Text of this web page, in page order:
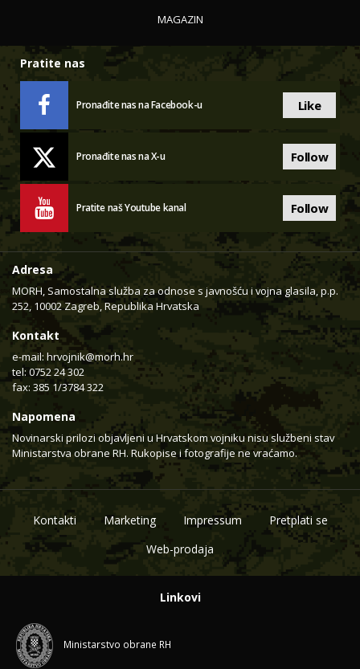
MAGAZIN
Pratite nas
Pronađite nas na Facebook-u Like
Pronađite nas na X-u Follow
Pratite naš Youtube kanal Follow
Adresa
MORH, Samostalna služba za odnose s javnošću i vojna glasila, p.p.
252, 10002 Zagreb, Republika Hrvatska
Kontakt
e-mail: hrvojnik@morh.hr
tel: 0752 24 302
fax: 385 1/3784 322
Napomena
Novinarski prilozi objavljeni u Hrvatskom vojniku nisu službeni stav
Ministarstva obrane RH. Rukopise i fotografije ne vraćamo.
Kontakti Marketing Impressum
Pretplati se
Web-prodaja
Linkovi
Ministarstvo obrane RH